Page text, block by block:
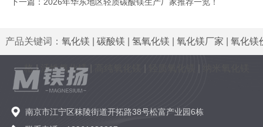
产品关键词： 氧化镁 碳酸镁 氢氧化镁 氧化镁厂家 氧化镁
格| 活性氧化镁|
南京市江宁区秣陵街道开拓路38号松富产业园6栋